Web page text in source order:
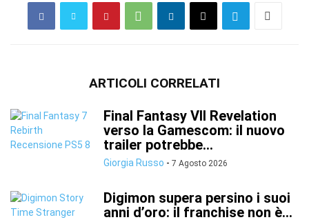
ARTICOLI CORRELATI
Final Fantasy VII Revelation
verso la Gamescom: il nuovo
trailer potrebbe...
Giorgia Russo - 7 Agosto 2026
Digimon supera persino i suoi
anni d’oro: il franchise non è...